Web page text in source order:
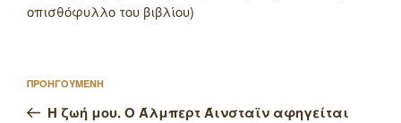
οπισθόφυλλο του βιβλίου)
άρθρων
Προηγούμενο
άρθρο
ΠΡΟΗΓΟΥΜΕΝΗ
Η ζωή μου. Ο Άλμπερτ Άινσταϊν αφηγείται